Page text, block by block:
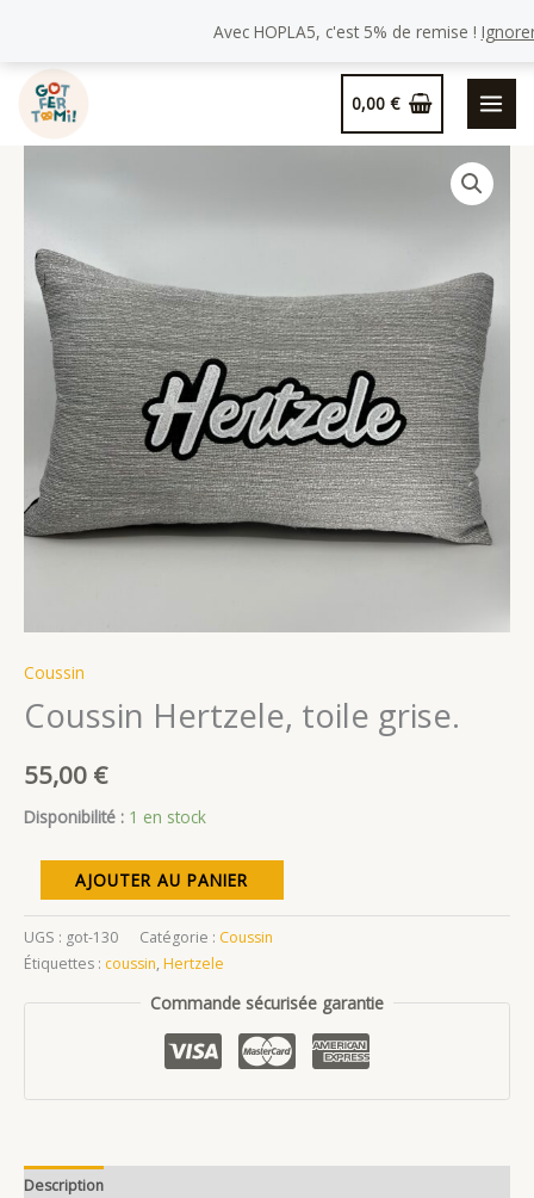
Avec HOPLA5, c'est 5% de remise !
0,00€
Coussin
Coussin Hertzele, toile grise.
55,00 €
Disponibilité : 1 en stock
quantité
de
Coussin
Hertzele,
AJOUTER AU PANIER
UGS : got-130 Catégorie : Coussin
Étiquettes : coussin, Hertzele
Commande sécurisée garantie
Description
Hertzele,
toile
grise.